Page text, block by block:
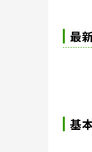
最
基